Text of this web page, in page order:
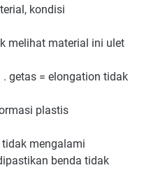
kondisi
melihat material ini ulet
getas = elongation tidak
plastis
mengalami
benda tidak